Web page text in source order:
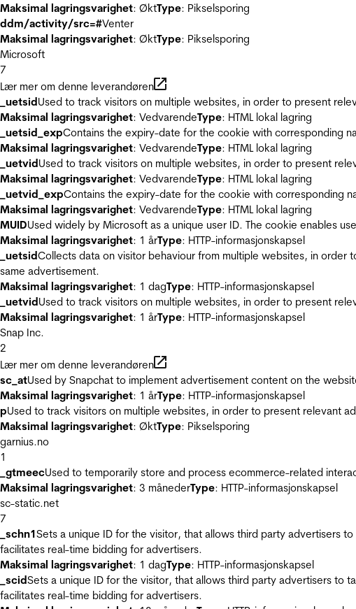
Maksimal lagringsvarighet: ØktType: Pikselsporing
ddm/activity/src=#Venter
Maksimal lagringsvarighet: ØktType: Pikselsporing
Microsoft
7
Lær mer om denne leverandøren
_uetsidUsed to track visitors on multiple websites, in order to present
Maksimal lagringsvarighet: VedvarendeType: HTML lokal lagring
_uetsid_expContains the expiry-date for the cookie with corresponding
Maksimal lagringsvarighet: VedvarendeType: HTML lokal lagring
_uetvidUsed to track visitors on multiple websites, in order to present
Maksimal lagringsvarighet: VedvarendeType: HTML lokal lagring
_uetvid_expContains the expiry-date for the cookie with corresponding
Maksimal lagringsvarighet: VedvarendeType: HTML lokal lagring
MUIDUsed widely by Microsoft as a unique user ID. The cookie enables
Maksimal lagringsvarighet: 1 årType: HTTP-informasjonskapsel
_uetsidCollects data on visitor behaviour from multiple websites, in order
same advertisement.
Maksimal lagringsvarighet: 1 dagType: HTTP-informasjonskapsel
_uetvidUsed to track visitors on multiple websites, in order to present
Maksimal lagringsvarighet: 1 årType: HTTP-informasjonskapsel
Snap Inc.
2
Lær mer om denne leverandøren
sc_atUsed by Snapchat to implement advertisement content on the
Maksimal lagringsvarighet: 1 årType: HTTP-informasjonskapsel
pUsed to track visitors on multiple websites, in order to present relevant
Maksimal lagringsvarighet: ØktType: Pikselsporing
garnius.no
1
_gtmeecUsed to temporarily store and process ecommerce-related
Maksimal lagringsvarighet: 3 månederType: HTTP-informasjonskapsel
sc-static.net
7
_schn1Sets a unique ID for the visitor, that allows third party advertisers
facilitates real-time bidding for advertisers.
Maksimal lagringsvarighet: 1 dagType: HTTP-informasjonskapsel
_scidSets a unique ID for the visitor, that allows third party advertisers to
facilitates real-time bidding for advertisers.